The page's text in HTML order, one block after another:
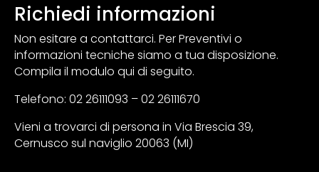
Richiedi informazioni
Non esitare a contattarci. Per Preventivi o
informazioni tecniche siamo a tua disposizione.
Compila il modulo qui di seguito.
Telefono: 02 26111093 – 02 26111670
Vieni a trovarci di persona in Via Brescia 39,
Cernusco sul naviglio 20063 (MI)